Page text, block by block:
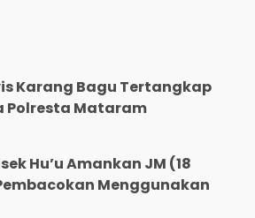
Karang Bagu Tertangkap
Polresta Mataram
Hu’u Amankan JM (18
Menggunakan